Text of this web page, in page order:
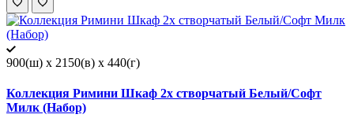
900(ш) x 2150(в) x 440(г)
Коллекция Римини Шкаф 2х створчатый Белый/Софт
Милк (Набор)